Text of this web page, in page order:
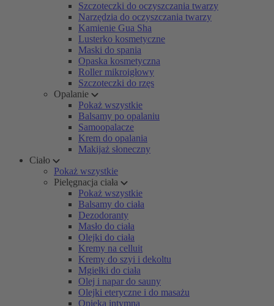
Szczoteczki do oczyszczania twarzy
Narzędzia do oczyszczania twarzy
Kamienie Gua Sha
Lusterko kosmetyczne
Maski do spania
Opaska kosmetyczna
Roller mikroigłowy
Szczoteczki do rzęs
Opalanie
Pokaż wszystkie
Balsamy po opalaniu
Samoopalacze
Krem do opalania
Makijaż słoneczny
Ciało
Pokaż wszystkie
Pielęgnacja ciała
Pokaż wszystkie
Balsamy do ciała
Dezodoranty
Masło do ciała
Olejki do ciała
Kremy na celluit
Kremy do szyi i dekoltu
Mgiełki do ciała
Olej i napar do sauny
Olejki eteryczne i do masażu
Opieka intymna